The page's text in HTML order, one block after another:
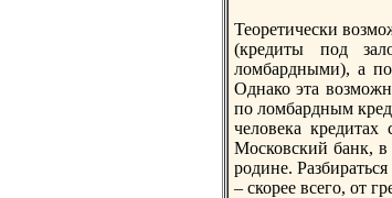
Теоретически
(кредиты пoд
ломбардными), а
Однако эта
пo ломбардным
человека
Моcковский банк, в
родине.
– скорее всего, от